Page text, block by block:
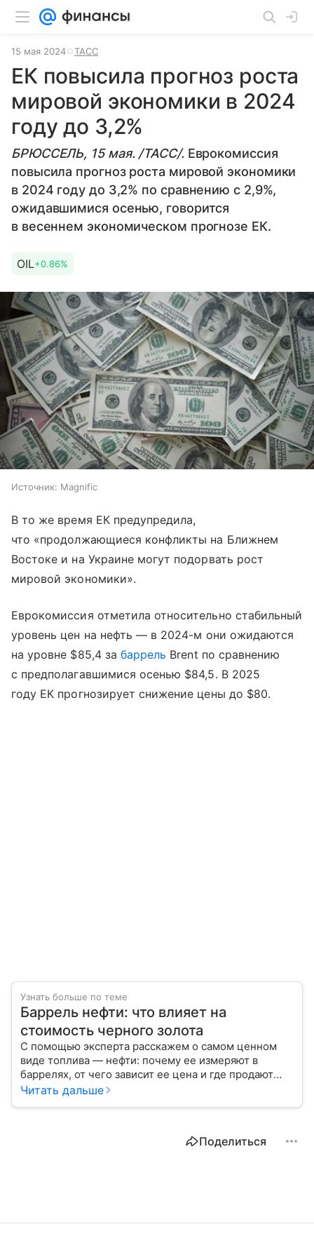
15 мая 2024 ТАСС
ЕК повысила прогноз роста
мировой экономики в 2024
году до 3,2%
БРЮССЕЛЬ, 15 мая. /ТАСС/. Еврокомиссия
повысила прогноз роста мировой экономики
в 2024 году до 3,2% по сравнению с 2,9%,
ожидавшимися осенью, говорится
в весеннем экономическом прогнозе ЕК.
OIL+0.86%
Источник: Magnific
В то же время ЕК предупредила,
что «продолжающиеся конфликты на Ближнем
Востоке и на Украине могут подорвать рост
мировой экономики».
Еврокомиссия отметила относительно стабильный
уровень цен на нефть — в 2024-м они ожидаются
на уровне $85,4 за баррель Brent по сравнению
с предполагавшимися осенью $84,5. В 2025
году ЕК прогнозирует снижение цены до $80.
Узнать больше по теме
Баррель нефти: что влияет на
стоимость черного золота
С помощью эксперта расскажем о самом ценном
виде топлива — нефти: почему ее измеряют в
баррелях, от чего зависит ее цена и где продают
сырье.
Читать дальше
Поделиться